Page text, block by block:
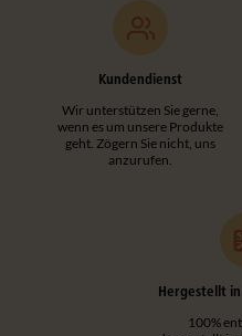
Kundendienst
Wir unterstützen Sie gerne,
wenn es um unsere Produkte
geht. Zögern Sie nicht, uns
anzurufen.
Hergestellt
100%